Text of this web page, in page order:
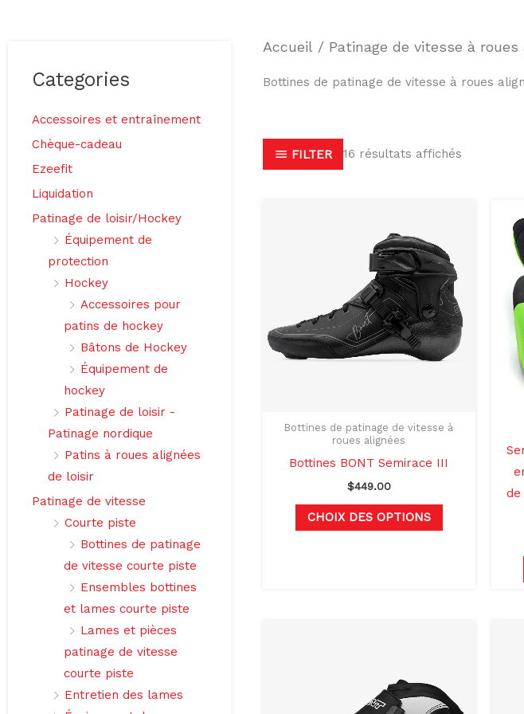
Categories
Accessoires et entraînement
Chèque-cadeau
Ezeefit
Liquidation
Patinage de loisir/Hockey
Équipement de
protection
Hockey
Accessoires pour
patins de hockey
Bâtons de Hockey
Équipement de
hockey
Patinage de loisir -
Patinage nordique
Patins à roues alignées
de loisir
Patinage de vitesse
Courte piste
Bottines de patinage
de vitesse courte piste
Ensembles bottines
et lames courte piste
Lames et pièces
patinage de vitesse
courte piste
Entretien des lames
Accueil / Patinage de vitesse à roues
Bottines de patinage de vitesse à roues
FILTER 16 résultats affichés
Bottines de patinage de vitesse à
roues alignées
Bottines BONT Semirace III
$449.00
CHOIX DES OPTIONS
a
plusieurs
variations.
Les
options
peuvent
sur
page
de
plusieurs